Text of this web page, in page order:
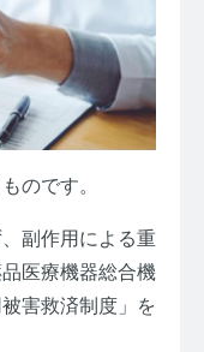
のです。
副作用による重
医療機器総合機
害救済制度」を